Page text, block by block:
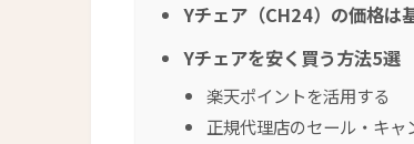
Yチェア（CH24）の価格は
Yチェアを安く買う方法5選
楽天ポイントを活用する
正規代理店のセール・キャ